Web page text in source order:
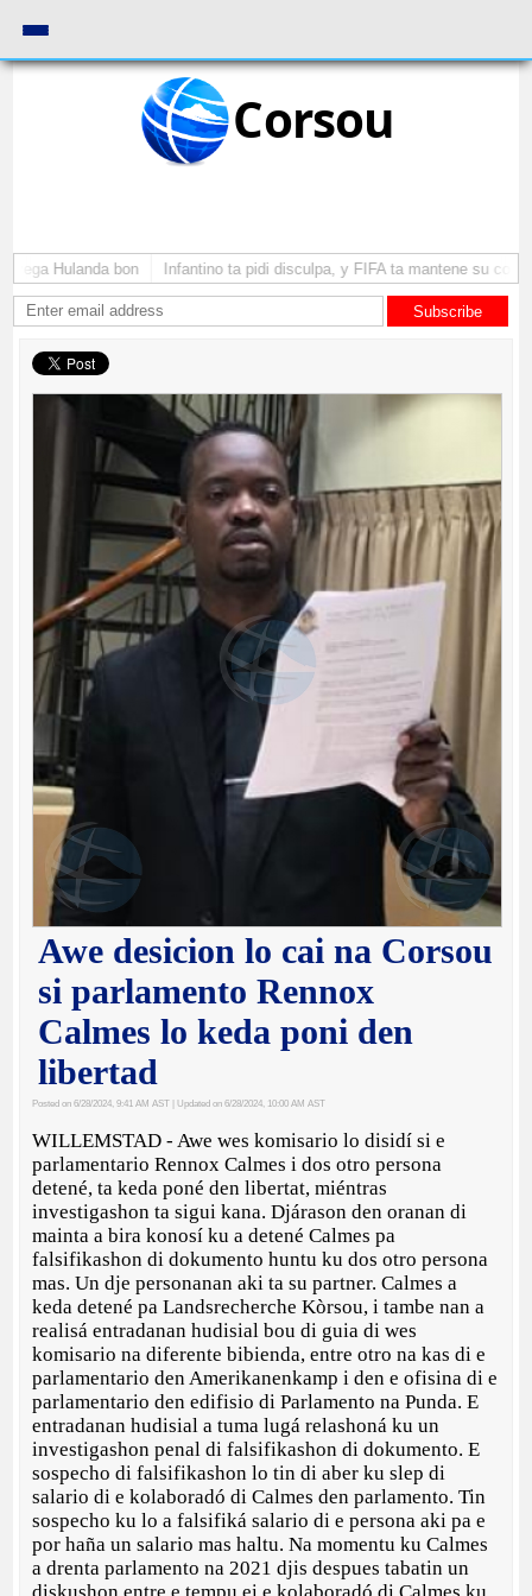
Corsou
Hulanda bon Infantino ta pidi disculpa, y FIFA ta mantene su como
Subscribe
Awe desicion lo cai na Corsou
si parlamento Rennox
Calmes lo keda poni den
libertad
Posted on 6/28/2024, 9:41 AM AST | Updated on 6/28/2024, 10:00 AM AST
WILLEMSTAD - Awe wes komisario lo disidí si e
parlamentario Rennox Calmes i dos otro persona
detené, ta keda poné den libertat, miéntras
investigashon ta sigui kana. Djárason den oranan di
mainta a bira konosí ku a detené Calmes pa
falsifikashon di dokumento huntu ku dos otro persona
mas. Un dje personanan aki ta su partner. Calmes a
keda detené pa Landsrecherche Kòrsou, i tambe nan a
realisá entradanan hudisial bou di guia di wes
komisario na diferente bibienda, entre otro na kas di e
parlamentario den Amerikanenkamp i den e ofisina di e
parlamentario den edifisio di Parlamento na Punda. E
entradanan hudisial a tuma lugá relashoná ku un
investigashon penal di falsifikashon di dokumento. E
sospecho di falsifikashon lo tin di aber ku slep di
salario di e kolaboradó di Calmes den parlamento. Tin
sospecho ku lo a falsifiká salario di e persona aki pa e
por haña un salario mas haltu. Na momentu ku Calmes
a drenta parlamento na 2021 djis despues tabatin un